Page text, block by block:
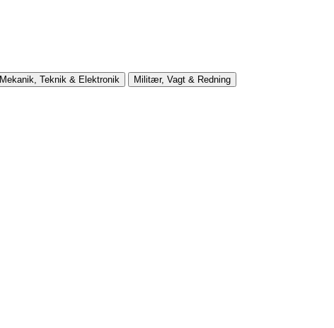
Mekanik, Teknik & Elektronik
Militær, Vagt & Redning